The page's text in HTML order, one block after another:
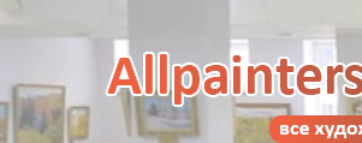
Картины классиков
и современников